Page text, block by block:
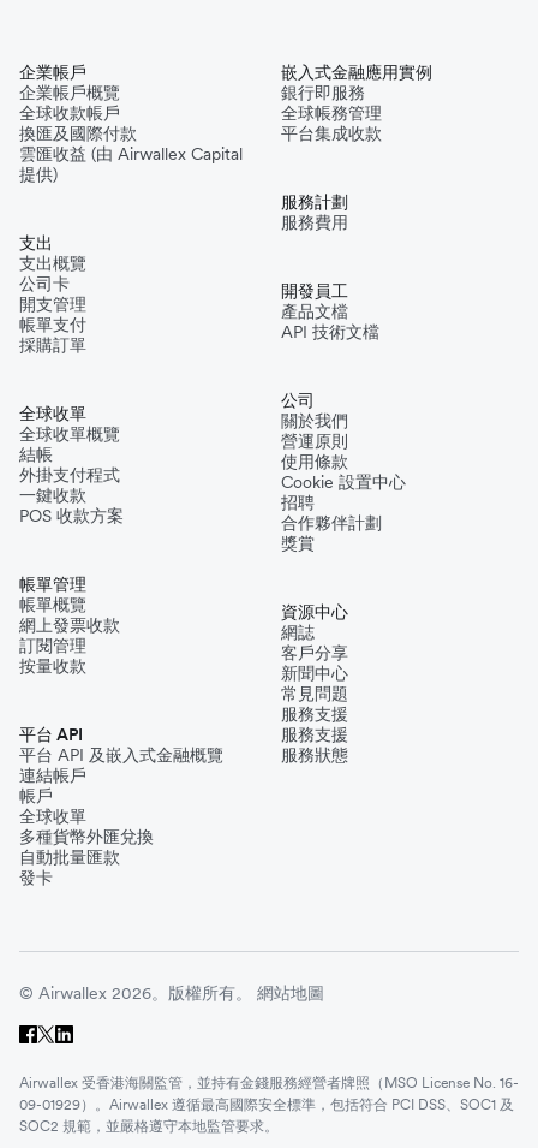
企業帳戶
企業帳戶概覽
全球收款帳戶
換匯及國際付款
雲匯收益 (由 Airwallex Capital
提供)
支出
支出概覽
公司卡
開支管理
帳單支付
採購訂單
全球收單
全球收單概覽
結帳
外掛支付程式
一鍵收款
POS 收款方案
帳單管理
帳單概覽
網上發票收款
訂閱管理
按量收款
平台 API
平台 API 及嵌入式金融概覽
連結帳戶
帳戶
全球收單
多種貨幣外匯兌換
自動批量匯款
發卡
嵌入式金融應用實例
銀行即服務
全球帳務管理
平台集成收款
服務計劃
服務費用
開發員工
產品文檔
API 技術文檔
公司
關於我們
營運原則
使用條款
Cookie 設置中心
招聘
合作夥伴計劃
獎賞
資源中心
網誌
客戶分享
新聞中心
常見問題
服務支援
服務支援
服務狀態
© Airwallex 2026。版權所有。 網站地圖
Airwallex 受香港海關監管，並持有金錢服務經營者牌照（MSO License No. 16-
09-01929）。Airwallex 遵循最高國際安全標準，包括符合 PCI DSS、SOC1 及
SOC2 規範，並嚴格遵守本地監管要求。